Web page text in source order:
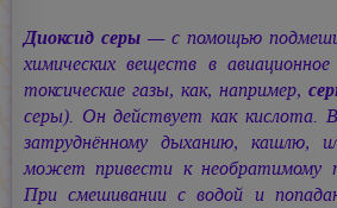
Диоксид серы — с помощью
химических веществ в
токсические газы, как, например,
серы). Он действует как кислота.
затруднённому дыханию, кашлю,
может привести к необратимому
При смешивании с водой и